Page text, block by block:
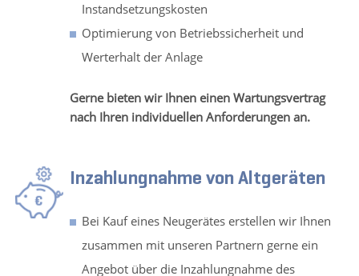
Instandsetzungskosten
Optimierung von Betriebssicherheit und
Werterhalt der Anlage
Gerne bieten wir Ihnen einen Wartungsvertrag
nach Ihren individuellen Anforderungen an.
Inzahlungnahme von Altgeräten
Bei Kauf eines Neugerätes erstellen wir Ihnen
zusammen mit unseren Partnern gerne ein
Angebot über die Inzahlungnahme des